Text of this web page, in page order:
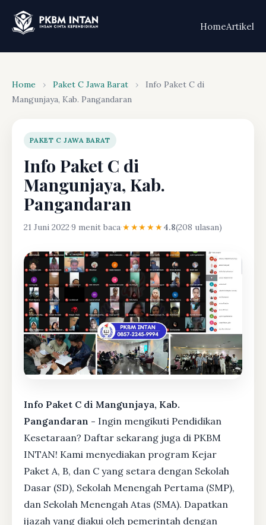
HomeArtikel
Home › Paket C Jawa Barat ›
Info Paket C di
Mangunjaya, Kab. Pangandaran
PAKET C JAWA BARAT
Info Paket C di
Mangunjaya, Kab.
Pangandaran
21 Juni 2022·9 menit baca·★★★★★4.8(208 ulasan)
Info Paket C di Mangunjaya, Kab.
Pangandaran - Ingin mengikuti Pendidikan
Kesetaraan? Daftar sekarang juga di PKBM
INTAN! Kami menyediakan program Kejar
Paket A, B, dan C yang setara dengan Sekolah
Dasar (SD), Sekolah Menengah Pertama (SMP),
dan Sekolah Menengah Atas (SMA). Dapatkan
ijazah yang diakui oleh pemerintah dengan